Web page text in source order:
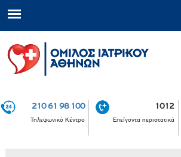
210 61 98 100
Τηλεφωνικό Κέντρο
1012
Επείγοντα περιστατικά